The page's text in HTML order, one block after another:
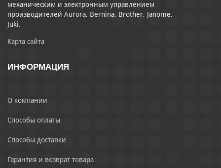
механическим и электронным управлением
производителей Aurora, Bernina, Brother, Janome,
Juki.
Карта сайта
ИНФОРМАЦИЯ
О компании
Способы оплаты
Способы доставки
Гарантия и возврат товара